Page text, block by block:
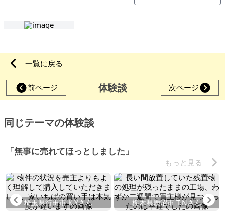
一覧に戻る
前ページ 体験談 次ページ
同じテーマの体験談
「無事に売れてほっとしました」
もっと見る
Previous
埼玉県行田市 K.Yさん 栃木県鹿沼市 T.Nさん